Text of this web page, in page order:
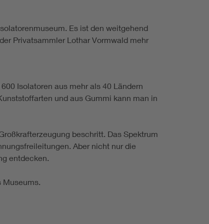
Es ist den weitgehend
Privatsammler Lothar Vormwald mehr
Isolatoren aus mehr als 40 Ländern
und aus Gummi kann man in
beschritt. Das Spektrum
Aber nicht nur die
entdecken.
Museums.